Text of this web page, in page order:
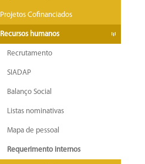
Projetos Cofinanciados
Recursos humanos
Recrutamento
SIADAP
Balanço Social
Listas nominativas
Mapa de pessoal
Requerimento internos